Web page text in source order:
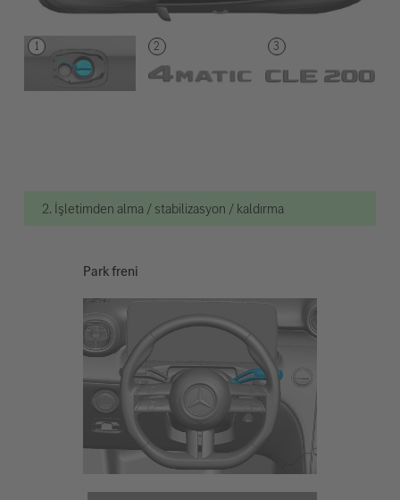
2. İşletimden alma / stabilizasyon / kaldırma
Park freni